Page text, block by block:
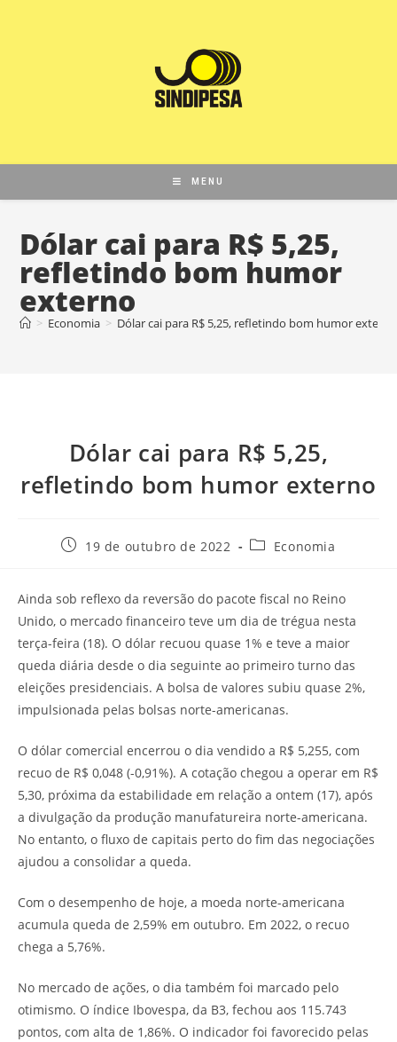
MENU
Dólar cai para R$ 5,25,
refletindo bom humor
externo
> Economia > Dólar cai para R$ 5,25, refletindo bom humor externo
Dólar cai para R$ 5,25,
refletindo bom humor externo
19 de outubro de 2022 Economia
Ainda sob reflexo da reversão do pacote fiscal no Reino
Unido, o mercado financeiro teve um dia de trégua nesta
terça-feira (18). O dólar recuou quase 1% e teve a maior
queda diária desde o dia seguinte ao primeiro turno das
eleições presidenciais. A bolsa de valores subiu quase 2%,
impulsionada pelas bolsas norte-americanas.
O dólar comercial encerrou o dia vendido a R$ 5,255, com
recuo de R$ 0,048 (-0,91%). A cotação chegou a operar em R$
5,30, próxima da estabilidade em relação a ontem (17), após
a divulgação da produção manufatureira norte-americana.
No entanto, o fluxo de capitais perto do fim das negociações
ajudou a consolidar a queda.
Com o desempenho de hoje, a moeda norte-americana
acumula queda de 2,59% em outubro. Em 2022, o recuo
chega a 5,76%.
No mercado de ações, o dia também foi marcado pelo
otimismo. O índice Ibovespa, da B3, fechou aos 115.743
pontos, com alta de 1,86%. O indicador foi favorecido pelas